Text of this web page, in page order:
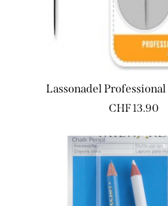
Lassonadel
CHF13.90